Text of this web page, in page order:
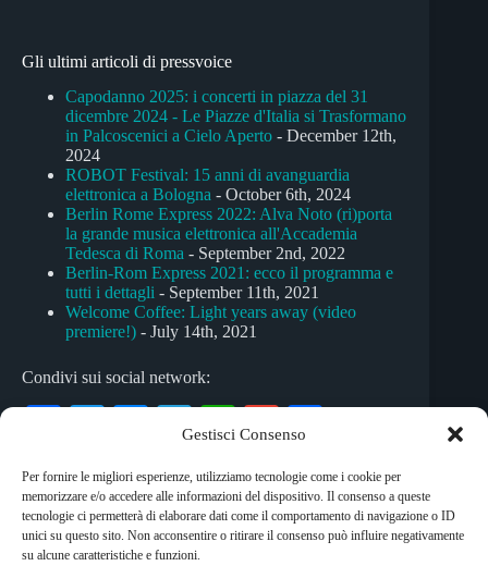
Gestisci Consenso
Per fornire le migliori esperienze, utilizziamo tecnologie come i cookie per
memorizzare e/o accedere alle informazioni del dispositivo. Il consenso a queste
tecnologie ci permetterà di elaborare dati come il comportamento di navigazione o ID
unici su questo sito. Non acconsentire o ritirare il consenso può influire negativamente
su alcune caratteristiche e funzioni.
Gli ultimi articoli di pressvoice
Capodanno 2025: i concerti in piazza del 31
dicembre 2024 - Le Piazze d'Italia si Trasformano
in Palcoscenici a Cielo Aperto - December 12th,
2024
ROBOT Festival: 15 anni di avanguardia
elettronica a Bologna - October 6th, 2024
Berlin Rome Express 2022: Alva Noto (ri)porta
la grande musica elettronica all'Accademia
Tedesca di Roma - September 2nd, 2022
Berlin-Rom Express 2021: ecco il programma e
tutti i dettagli - September 11th, 2021
Welcome Coffee: Light years away (video
premiere!) - July 14th, 2021
Condivi sui social network:
bo
ok
tte
r
se
ng
Te
gr
a
W
ts
A
G
ail di
vi
Tag
#Capodanno 2012 #concerti